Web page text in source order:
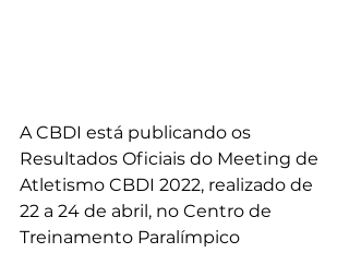
A CBDI está publicando os
Resultados Oficiais do Meeting de
Atletismo CBDI 2022, realizado de
22 a 24 de abril, no Centro de
Treinamento Paralímpico